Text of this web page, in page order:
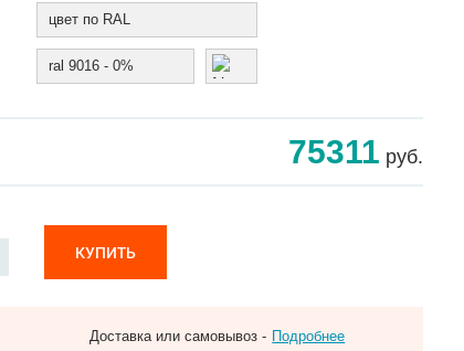
цвет по RAL
ral 9016 - 0%
75311 руб.
КУПИТЬ
Доставка или самовывоз - Подробнее